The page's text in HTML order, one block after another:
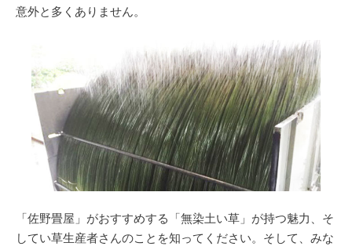
意外と多くありません。
「佐野畳屋」がおすすめする「無染土い草」が持つ魅力、そ
してい草生産者さんのことを知ってください。そして、みな